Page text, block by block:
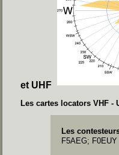
et UHF
Les cartes locators VHF -
Les
F5AEG; F0EUY